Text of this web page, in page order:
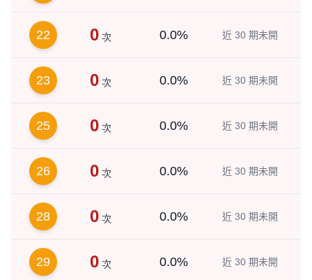
22 0 次 0.0% 近 30 期未開
23 0 次 0.0% 近 30 期未開
25 0 次 0.0% 近 30 期未開
26 0 次 0.0% 近 30 期未開
28 0 次 0.0% 近 30 期未開
29 0 次 0.0% 近 30 期未開